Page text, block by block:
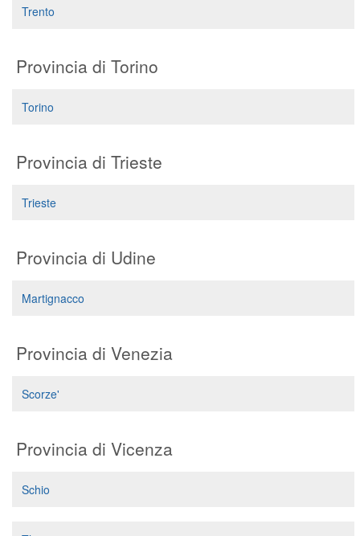
Trento
Provincia di Torino
Torino
Provincia di Trieste
Trieste
Provincia di Udine
Martignacco
Provincia di Venezia
Scorze'
Provincia di Vicenza
Schio